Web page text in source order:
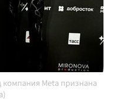
Meta признана